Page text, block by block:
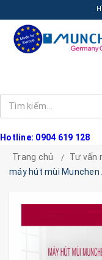
Hotline: 0904 619 128
Trang chủ
Tư vấn
máy hút mùi Munchen